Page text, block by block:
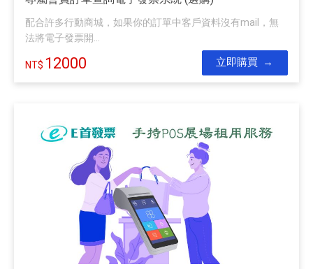
配合許多行動商城，如果你的訂單中客戶資料沒有mail，無
法將電子發票開...
12000 立即購買